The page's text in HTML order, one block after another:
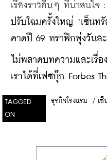
เรื่องราวอื่นๆ ที่น่าสนใจ :
ปรับโฉมครั้งใหญ่ ‘เซ็นท
คาดปี 69 ทราฟิกพุ่งวันล
ไม่พลาดบทความและเรื่
เราได้ที่เฟซบุ๊ก Forbes
TAGGED
ON
ธุรกิจโรงแรม / เซ็